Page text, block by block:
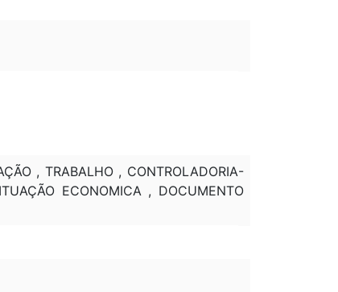
, TRABALHO , CONTROLADORIA-
ECONOMICA , DOCUMENTO